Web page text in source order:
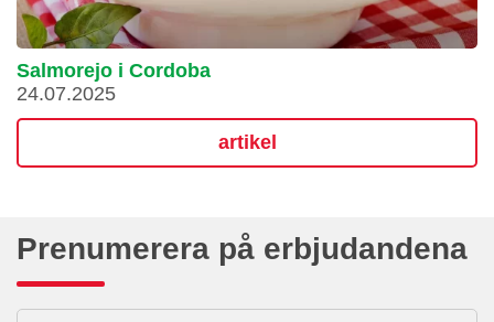
Salmorejo i Cordoba
24.07.2025
artikel
Prenumerera på erbjudandena